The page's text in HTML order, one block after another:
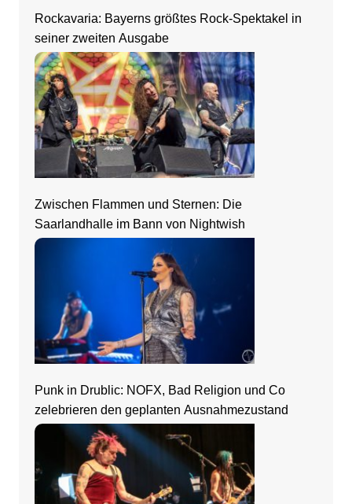
Rockavaria: Bayerns größtes Rock-Spektakel in
seiner zweiten Ausgabe
Zwischen Flammen und Sternen: Die
Saarlandhalle im Bann von Nightwish
Punk in Drublic: NOFX, Bad Religion und Co
zelebrieren den geplanten Ausnahmezustand